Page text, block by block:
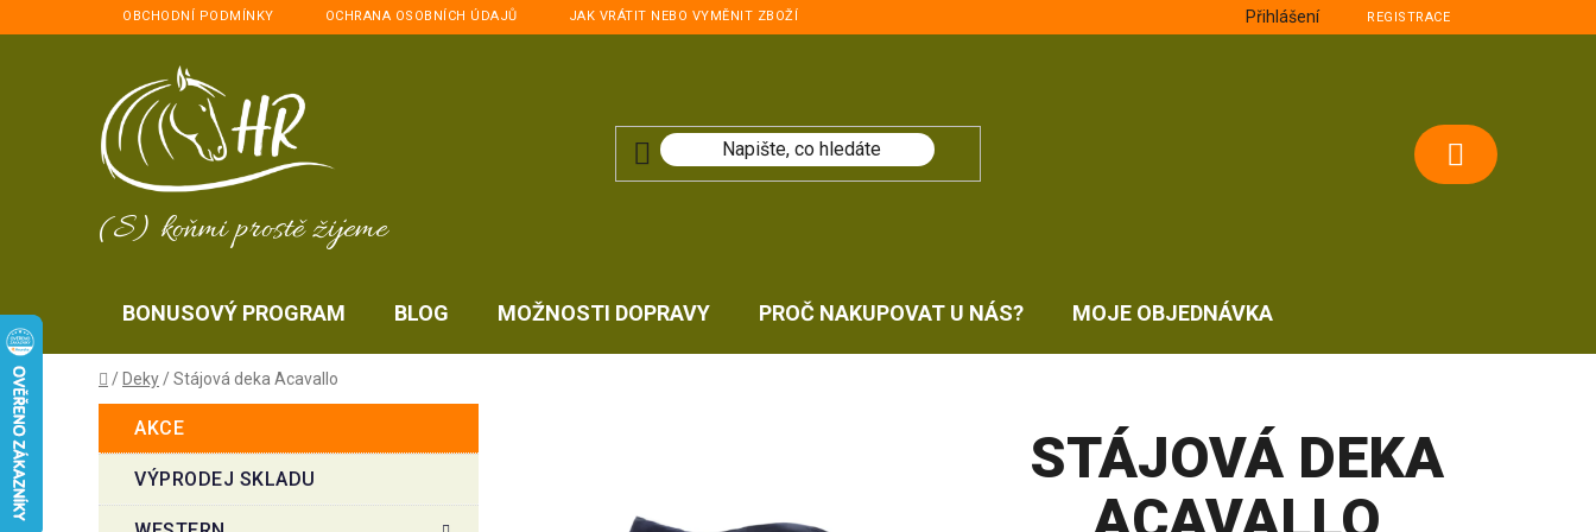
na
OBCHODNÍ PODMÍNKY OCHRANA OSOBNÍCH ÚDAJŮ JAK VRÁTIT NEBO VYMĚNIT ZBOŽÍ Přihlášení REGISTRACE
(S) koňmi prostě žijeme
NÁKUPNÍ
BONUSOVÝ PROGRAM BLOG MOŽNOSTI DOPRAVY PROČ NAKUPOVAT U NÁS? MOJE OBJEDNÁVKA
Domů
/ Deky /Stájová deka Acavallo
o
t
kategorie
AKCE
VÝPRODEJ SKLADU
STÁJOVÁ DEKA